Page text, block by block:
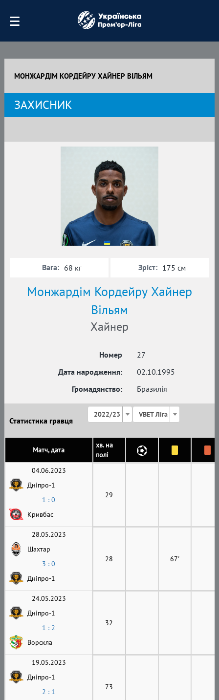
МОНЖАРДІМ КОРДЕЙРУ ХАЙНЕР ВІЛЬЯМ
ЗАХИСНИК
Монжардім Кордейру Хайнер
Вільям
Хайнер
Номер
27
Дата народження:
02.10.1995
Громадянство:
Бразилія
Вага: 68 кг Зріст: 175 см
Статистика гравця
2022/23 VBET Ліга
Матч, дата
хв. на
полі
04.06.2023
Дніпро-1
1 : 0
Кривбас
29
28.05.2023
Шахтар
3 : 0
Дніпро-1
28 67'
24.05.2023
Дніпро-1
1 : 2
Ворскла
32
19.05.2023
Дніпро-1
2 : 1
73